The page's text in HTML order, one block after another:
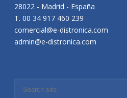
28022 - Madrid - España
T. 00 34 917 460 239
comercial@e-distronica.com
admin@e-distronica.com